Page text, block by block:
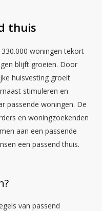
thuis
woningen tekort
blijft groeien. Door
huisvesting groeit
stimuleren en
passende woningen. De
en woningzoekenden
aan een passende
een passend thuis.
van passend